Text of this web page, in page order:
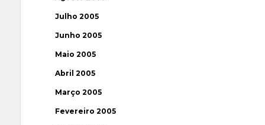
Julho 2005
Junho 2005
Maio 2005
Abril 2005
Março 2005
Fevereiro 2005